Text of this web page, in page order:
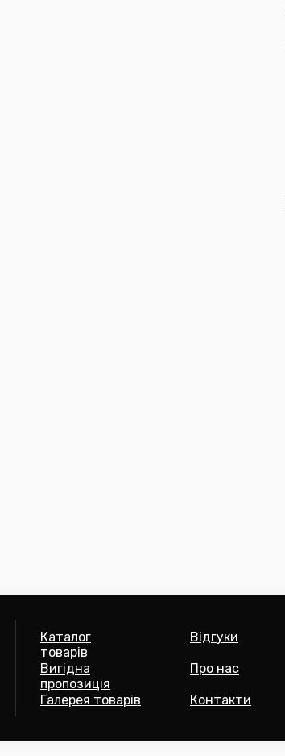
Каталог
товарів
Вигідна
пропозиція
Галерея товарів
Відгуки
Про нас
Контакти